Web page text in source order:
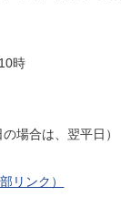
時
合は、翌平日）
部リンク）